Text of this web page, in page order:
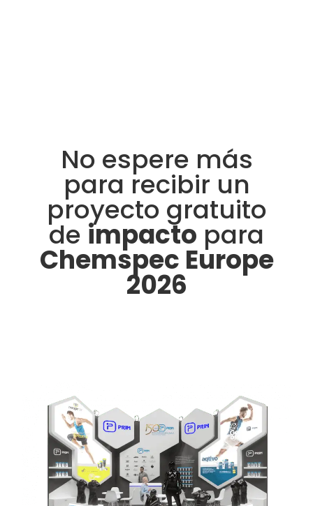
No espere más
para recibir un
proyecto gratuito
de impacto para
Chemspec Europe
2026